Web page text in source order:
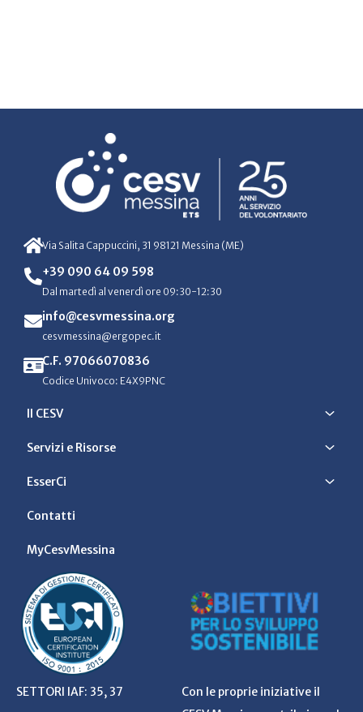
Via Salita Cappuccini, 31 98121 Messina (ME)
+39 090 64 09 598
Dal martedì al venerdì ore 09:30-12:30
info@cesvmessina.org
cesvmessina@ergopec.it
C.F. 97066070836
Codice Univoco: E4X9PNC
Il CESV
Servizi e Risorse
EsserCi
Contatti
MyCesvMessina
SETTORI IAF: 35, 37
Con le proprie iniziative il